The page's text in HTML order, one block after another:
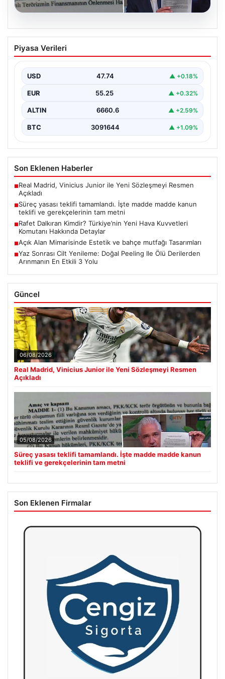
05.08.2026
Süreç yasası teklifi tamamlandı. İşte
madde madde kanun teklifi ve
Piyasa Verileri
USD 47.74 ▲ +0.18%
EUR 55.25 ▲ +0.32%
ALTIN 6660.6 ▲ +2.59%
BTC 3091644 ▲ +1.09%
Son Eklenen Haberler
■Real Madrid, Vinicius Junior ile Yeni Sözleşmeyi Resmen
Açıkladı
■Süreç yasası teklifi tamamlandı. İşte madde madde kanun
teklifi ve gerekçelerinin tam metni
■Rafet Dalkıran Kimdir? Türkiye’nin Yeni Hava Kuvvetleri
Komutanı Hakkında Detaylar
■Açık Alan Mimarisinde Estetik ve bahçe mutfağı Tasarımları
■Yaz Sonrası Cilt Yenileme: Doğal Peeling Ile Ölü Derilerden
Arınmanın En Etkili 3 Yolu
Güncel
06/08/2026
Real Madrid, Vinicius Junior ile Yeni Sözleşmeyi Resmen
Açıkladı
05/08/2026
Süreç yasası teklifi tamamlandı. İşte madde madde kanun
teklifi ve gerekçelerinin tam metni
Son Eklenen Firmalar